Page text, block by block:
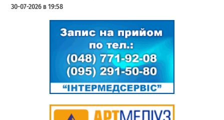
30-07-2026 в 19:58